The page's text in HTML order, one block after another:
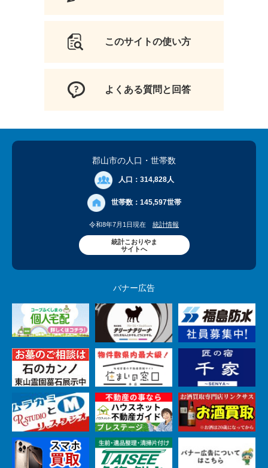
このサイトの使い方
よくある質問と回答
郡山市の人口 ・世帯数
人口： 314,828人
世帯数： 145,597世帯
令和8年7月1日現在 統計情報
統計こおりやま
サイトへ
バナー広告